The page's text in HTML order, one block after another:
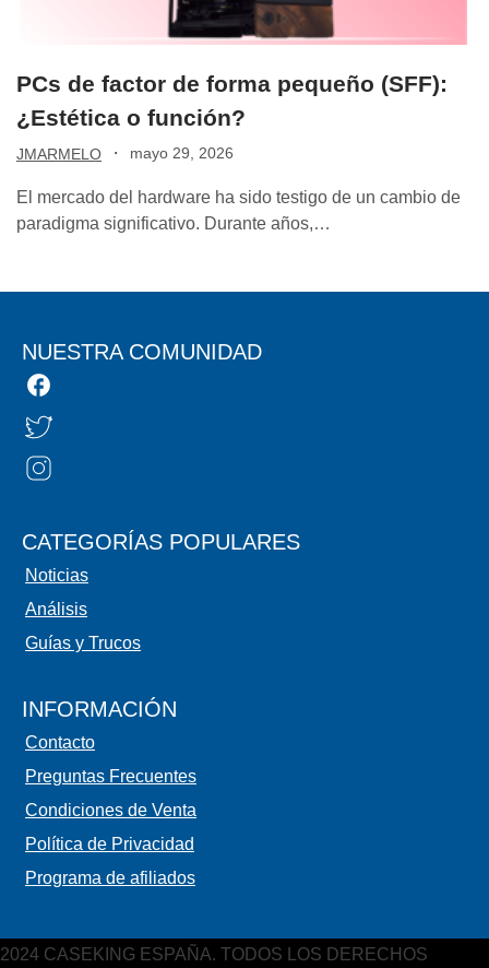
PCs de factor de forma pequeño (SFF):
¿Estética o función?
JMARMELO · mayo 29, 2026
El mercado del hardware ha sido testigo de un cambio de
paradigma significativo. Durante años,…
NUESTRA COMUNIDAD
CATEGORÍAS POPULARES
Noticias
Análisis
Guías y Trucos
INFORMACIÓN
Contacto
Preguntas Frecuentes
Condiciones de Venta
Política de Privacidad
Programa de afiliados
2024 CASEKING ESPAÑA. TODOS LOS DERECHOS